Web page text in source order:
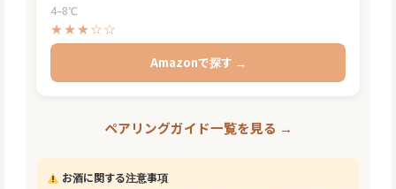
4–8℃
★★★☆☆
Amazonで探す →
ペアリングガイド一覧を見る →
お酒に関する注意事項